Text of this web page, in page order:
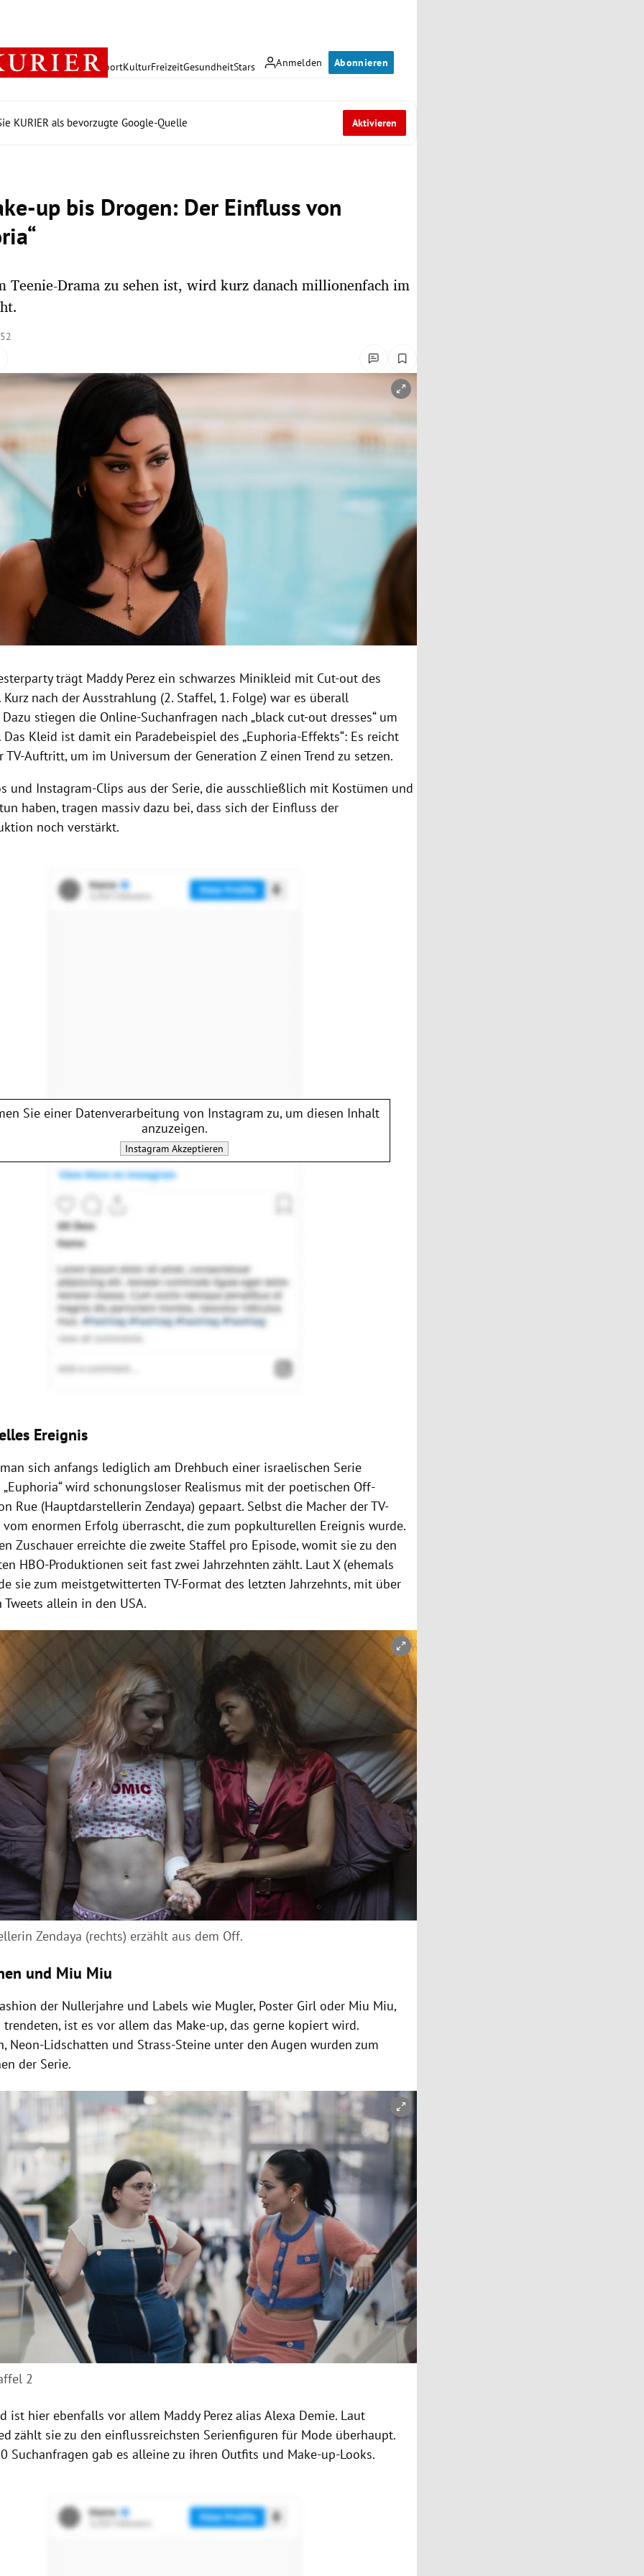
Anmelden Abonnieren
PolitikWirtschaft SportKulturFreizeitGesundheitStars
KURIER als bevorzugte Google-Quelle Aktivieren
up bis Drogen: Der Einfluss von
Teenie-Drama zu sehen ist, wird kurz danach millionenfach im
öffnen/schließen
trägt Maddy Perez ein schwarzes Minikleid mit Cut-out des
Kurz nach der Ausstrahlung (2. Staffel, 1. Folge) war es überall
stiegen die Online-Suchanfragen nach „black cut-out dresses“ um
Das Kleid ist damit ein Paradebeispiel des „Euphoria-Effekts“: Es reicht
TV-Auftritt, um im Universum der Generation Z einen Trend zu setzen.
und Instagram-Clips aus der Serie, die ausschließlich mit Kostümen und
haben, tragen massiv dazu bei, dass sich der Einfluss der
noch verstärkt.
Sie einer Datenverarbeitung von Instagram zu, um diesen Inhalt
anzuzeigen.
Instagram Akzeptieren
Ereignis
sich anfangs lediglich am Drehbuch einer israelischen Serie
wird schonungsloser Realismus mit der poetischen Off-
Rue (Hauptdarstellerin Zendaya) gepaart. Selbst die Macher der TV-
vom enormen Erfolg überrascht, die zum popkulturellen Ereignis wurde.
Zuschauer erreichte die zweite Staffel pro Episode, womit sie zu den
HBO-Produktionen seit fast zwei Jahrzehnten zählt. Laut X (ehemals
sie zum meistgetwitterten TV-Format des letzten Jahrzehnts, mit über
allein in den USA.
öffnen/schließen
Zendaya (rechts) erzählt aus dem Off.
und Miu Miu
der Nullerjahre und Labels wie Mugler, Poster Girl oder Miu Miu,
ist es vor allem das Make-up, das gerne kopiert wird.
Neon-Lidschatten und Strass-Steine unter den Augen wurden zum
der Serie.
öffnen/schließen
2
ist hier ebenfalls vor allem Maddy Perez alias Alexa Demie. Laut
zählt sie zu den einflussreichsten Serienfiguren für Mode überhaupt.
Suchanfragen gab es alleine zu ihren Outfits und Make-up-Looks.